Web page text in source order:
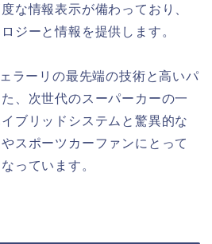
な情報表示が備わっており、
ジーと情報を提供します。
ラーリの最先端の技術と高いパ
、次世代のスーパーカーの一
ブリッドシステムと驚異的な
スポーツカーファンにとって
っています。